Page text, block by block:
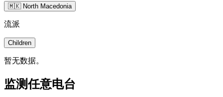
🇲🇰 North Macedonia
流派
Children
暂无数据。
监测任意电台